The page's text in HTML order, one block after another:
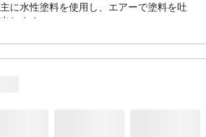
主に水性塗料を使用し、エアーで塗料を吐
出します